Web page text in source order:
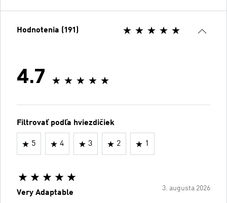
Hodnotenia (191)
4.7
Filtrovať podľa hviezdičiek
5 4 3 2 1
3. augusta 2026
Very Adaptable